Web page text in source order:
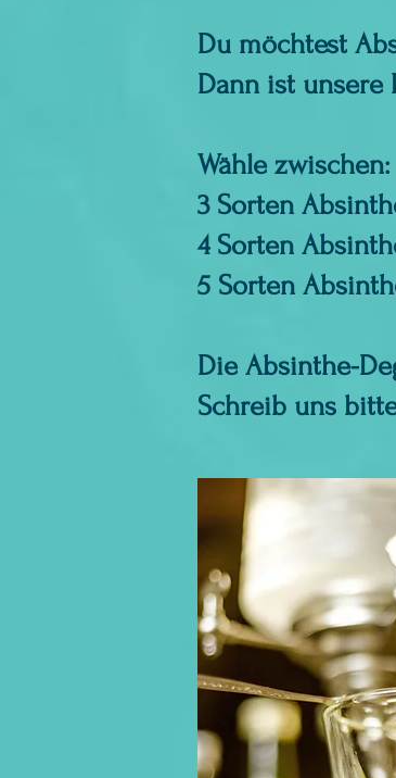
Du möchtest
Dann ist unsere
Wähle zwischen:
3 Sorten
4 Sorten
5 Sorten
Die Absinthe-
Schreib uns